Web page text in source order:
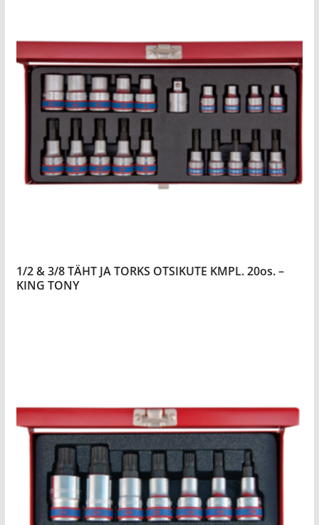
1/2 & 3/8 TÄHT JA TORKS OTSIKUTE KMPL. 20os. –
KING TONY